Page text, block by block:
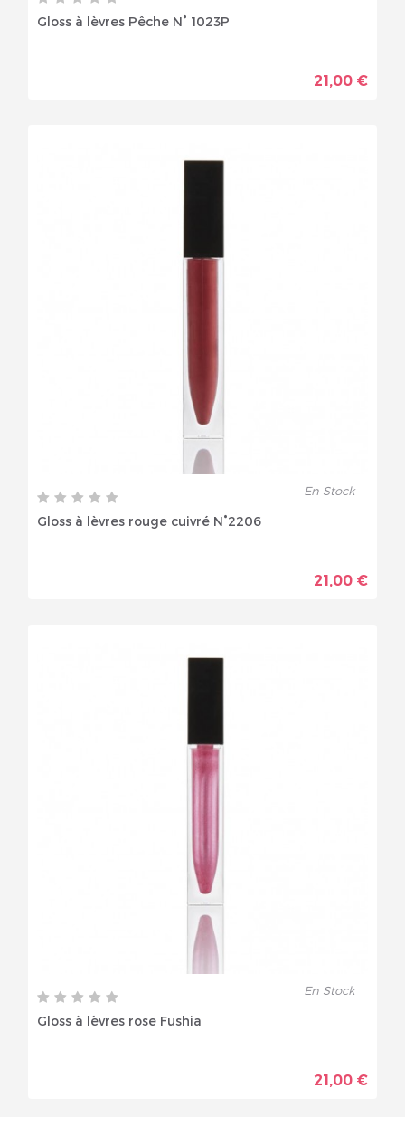
Gloss à lèvres Pêche N° 1023P
21,00 €
En Stock
Gloss à lèvres rouge cuivré N°2206
21,00 €
En Stock
Gloss à lèvres rose Fushia
21,00 €